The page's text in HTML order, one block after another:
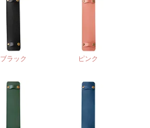
ブラック ピンク